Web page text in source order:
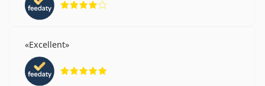
Excellent